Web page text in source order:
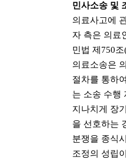
민사소송 및
의료사고에
자 측은 의료
민법 제750
의료소송은
절차를 통하
는 소송 수행
지나치게 장
을 선호하는
분쟁을 종식
조정의 성립